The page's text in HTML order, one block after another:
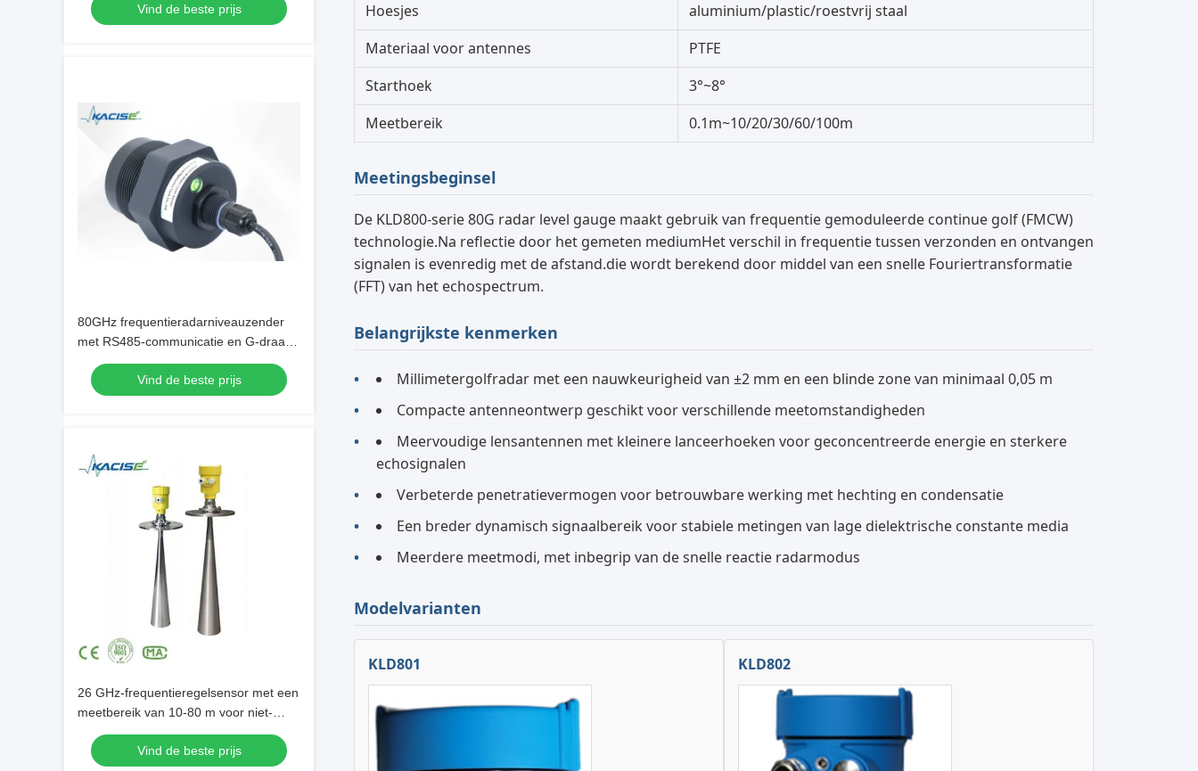
afstandsmetingVind de beste prijs
80GHz frequentieradarniveauzender
met RS485-communicatie en G-draad
voor aangepaste toepassingen
Vind de beste prijs
26 GHz-frequentieregelsensor met een
meetbereik van 10-80 m voor niet-
contactmeting
Vind de beste prijs
Hoesjes
aluminium/plastic/roestvrij staal
Materiaal voor antennes
PTFE
Starthoek
3°~8°
Meetbereik
0.1m~10/20/30/60/100m
Meetingsbeginsel
De KLD800-serie 80G radar level gauge maakt gebruik van frequentie gemoduleerde continue golf (FMCW)
technologie.Na reflectie door het gemeten mediumHet verschil in frequentie tussen verzonden en ontvangen
signalen is evenredig met de afstand.die wordt berekend door middel van een snelle Fouriertransformatie
(FFT) van het echospectrum.
Belangrijkste kenmerken
Millimetergolfradar met een nauwkeurigheid van ±2 mm en een blinde zone van minimaal 0,05 m
Compacte antenneontwerp geschikt voor verschillende meetomstandigheden
Meervoudige lensantennen met kleinere lanceerhoeken voor geconcentreerde energie en sterkere
echosignalen
Verbeterde penetratievermogen voor betrouwbare werking met hechting en condensatie
Een breder dynamisch signaalbereik voor stabiele metingen van lage dielektrische constante media
Meerdere meetmodi, met inbegrip van de snelle reactie radarmodus
Modelvarianten
KLD801 KLD802